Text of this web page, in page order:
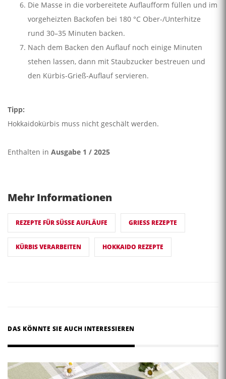
Die Masse in die vorbereitete Auflaufform füllen und im
vorgeheizten Backofen bei 180 °C Ober-/Unterhitze
rund 30–35 Minuten backen.
Nach dem Backen den Auflauf noch einige Minuten
stehen lassen, dann mit Staubzucker bestreuen und
den Kürbis-Grieß-Auflauf servieren.
Tipp:
Hokkaidokürbis muss nicht geschält werden.
Enthalten in Ausgabe 1 / 2025
Mehr Informationen
REZEPTE FÜR SÜSSE AUFLÄUFE GRIESS REZEPTE
KÜRBIS VERARBEITEN HOKKAIDO REZEPTE
DAS KÖNNTE SIE AUCH INTERESSIEREN